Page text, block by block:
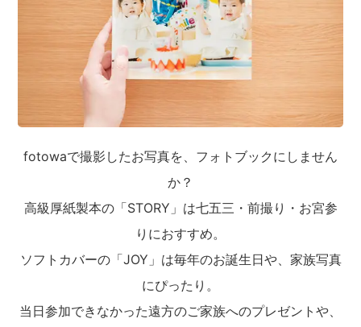
fotowaで撮影したお写真を、フォトブックにしません
か？
高級厚紙製本の「STORY」は七五三・前撮り・お宮参
りにおすすめ。
ソフトカバーの「JOY」は毎年のお誕生日や、家族写真
にぴったり。
当日参加できなかった遠方のご家族へのプレゼントや、